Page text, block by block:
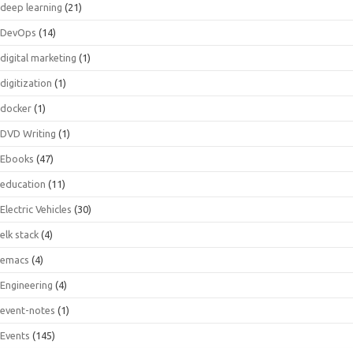
deep learning (21)
DevOps (14)
digital marketing (1)
digitization (1)
docker (1)
DVD Writing (1)
Ebooks (47)
education (11)
Electric Vehicles (30)
elk stack (4)
emacs (4)
Engineering (4)
event-notes (1)
Events (145)